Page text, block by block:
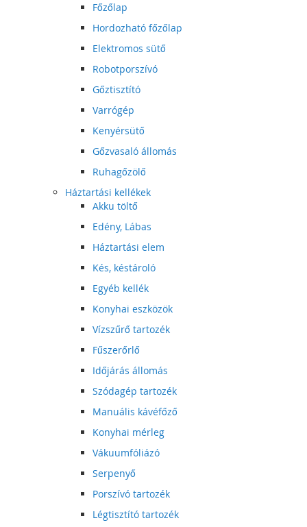
Főzőlap
Hordozható főzőlap
Elektromos sütő
Robotporszívó
Gőztisztító
Varrógép
Kenyérsütő
Gőzvasaló állomás
Ruhagőzölő
Háztartási kellékek
Akku töltő
Edény, Lábas
Háztartási elem
Kés, késtároló
Egyéb kellék
Konyhai eszközök
Vízszűrő tartozék
Fűszerőrlő
Időjárás állomás
Szódagép tartozék
Manuális kávéfőző
Konyhai mérleg
Vákuumfóliázó
Serpenyő
Porszívó tartozék
Légtisztító tartozék